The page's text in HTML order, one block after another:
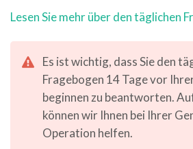
Lesen Sie mehr über den täglichen
Es ist wichtig, dass Sie den
Fragebogen 14 Tage vor
beginnen zu beantworten.
können wir Ihnen bei Ihrer
Operation helfen.